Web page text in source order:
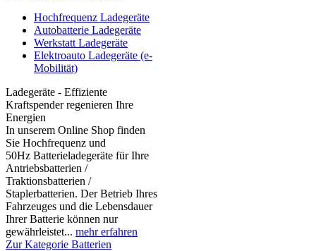
Hochfrequenz Ladegeräte
Autobatterie Ladegeräte
Werkstatt Ladegeräte
Elektroauto Ladegeräte (e-
Mobilität)
Ladegeräte - Effiziente
Kraftspender regenieren Ihre
Energien
In unserem Online Shop finden
Sie Hochfrequenz und
50Hz Batterieladegeräte für Ihre
Antriebsbatterien /
Traktionsbatterien /
Staplerbatterien. Der Betrieb Ihres
Fahrzeuges und die Lebensdauer
Ihrer Batterie können nur
gewährleistet... mehr erfahren
Zur Kategorie Batterien